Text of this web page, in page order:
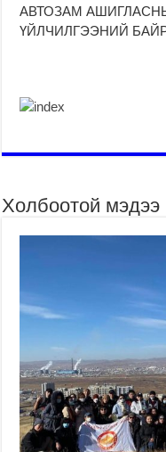
АВТОЗАМ
ҮЙЛЧИЛГЭЭНИЙ
Холбоотой мэдээ